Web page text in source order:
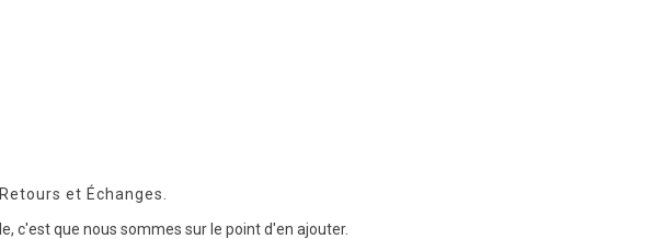
Retours et Échanges
c'est que nous sommes sur le point d'en ajouter.